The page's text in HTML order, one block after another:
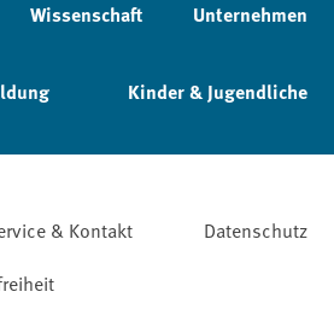
Wissenschaft Unternehmen
Kinder & Jugendliche
& Kontakt
Datenschutz